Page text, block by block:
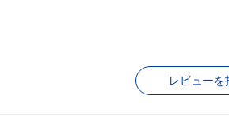
レビューを